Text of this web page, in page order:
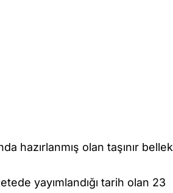
hazırlanmış olan taşınır bellek
yayımlandığı tarih olan 23